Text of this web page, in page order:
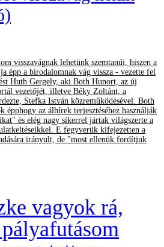
visszavágnak lehetünk szemtanúi, hiszen a
épp a birodalomnak vág vissza - vezette fel
Huth Gergely, aki Both Hunort, az új
vezetőjét, illetve Béky Zoltánt, a
Stefka István közreműködésével. Both
épphogy az álhírek terjesztéséhez használják
és elég nagy sikerrel jártak világszerte a
E fegyverük kifejezetten a
irányult, de "most ellenük fordítjuk
vagyok rá,